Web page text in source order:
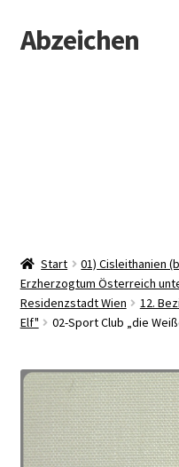
Zur
Navigation
Zum
Inhalt
Abzeichen
Start 01) Cisleithanien
Erzherzogtum Österreich
Residenzstadt Wien
12.
Elf"
02-Sport Club „die